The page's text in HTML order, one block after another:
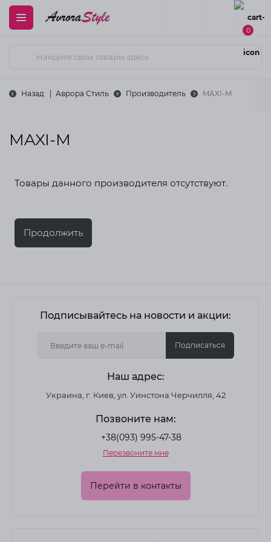
0
Назад Аврора Стиль Производитель MAXI-M
Спробуємо українською?
MAXI-M
Товары данного производителя отсутствуют.
Продолжить
Подписывайтесь на новости и акции:
Подписаться
Наш адрес:
Украина, г. Киев, ул. Уинстона Черчилля, 42
Позвоните нам:
+38(093) 995-47-38
Перезвоните мне
Перейти в контакты